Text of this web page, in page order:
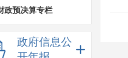
政预决算专栏
政府信息公